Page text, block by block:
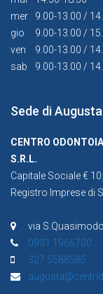
mer
9.00-13.00 /
gio
9.00-13.00 /
ven
9.00-13.00 /
sab
9.00-13.00 /
Sede di Augusta
CENTRO
S.R.L.
Capitale Sociale €
Registro Imprese di
via
0931 1966700
327 5588585